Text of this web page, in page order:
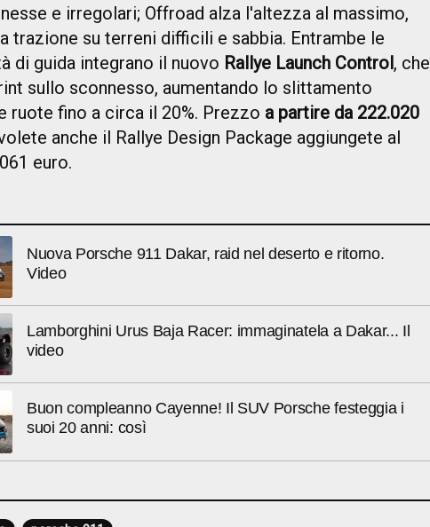
e irregolari; Offroad alza l'altezza al massimo,
trazione su terreni difficili e sabbia. Entrambe le
di guida integrano il nuovo Rallye Launch Control, che
sullo sconnesso, aumentando lo slittamento
ruote fino a circa il 20%. Prezzo a partire da 222.020
anche il Rallye Design Package aggiungete al
euro.
Nuova Porsche 911 Dakar, raid nel deserto e ritorno.
Video
Lamborghini Urus Baja Racer: immaginatela a Dakar... Il
video
Buon compleanno Cayenne! Il SUV Porsche festeggia i
suoi 20 anni: così